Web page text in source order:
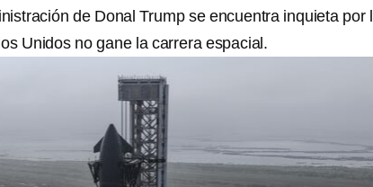
de Donal Trump se encuentra inquieta por
Unidos no gane la carrera espacial.